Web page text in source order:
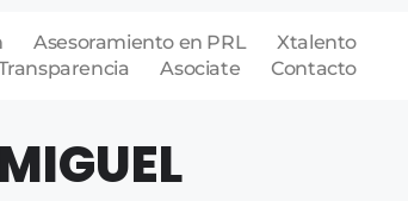
Asesoramiento en PRL
Xtalento
Asociate Contacto